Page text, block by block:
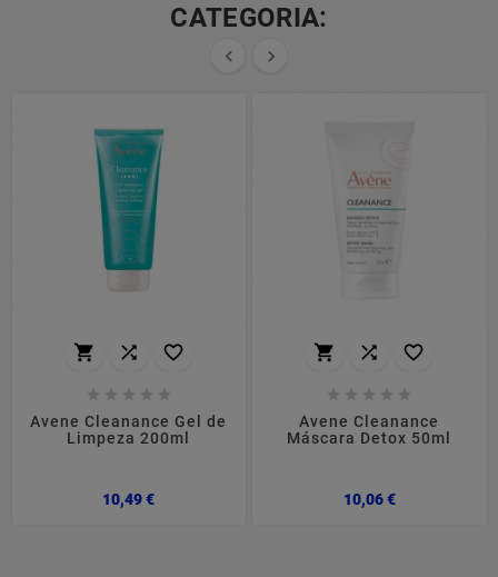
CATEGORIA:
 
  
    
Avene Cleanance Gel de
Limpeza 200ml
10,49 €Preço
  
    
Avene Cleanance
Máscara Detox 50ml
10,06 €Preço